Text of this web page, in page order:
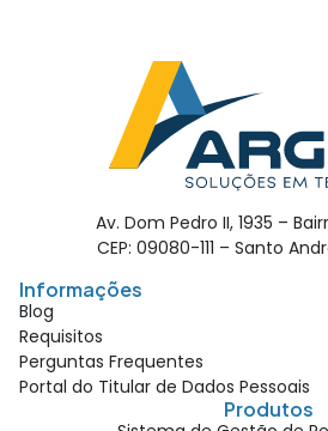
Av. Dom Pedro II, 1935 –
CEP: 09080-111 – Santo
Informações
Blog
Requisitos
Perguntas Frequentes
Portal do Titular de Dados Pessoais
Produtos